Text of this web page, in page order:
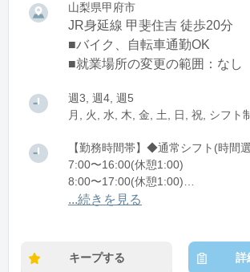
山梨県甲府市
JR身延線 甲斐住吉 徒歩20分
■バイク、自転車通勤OK
■就業場所の変更の範囲：なし
週3, 週4, 週5
月, 火, 水, 木, 金, 土, 日, 祝, シフト
【勤務時間帯】◆通常シフト(時間
7:00〜16:00(休憩1:00)
8:00〜17:00(休憩1:00)
12:00〜21:00(休憩1:00)
...続きを見る
キープする 詳